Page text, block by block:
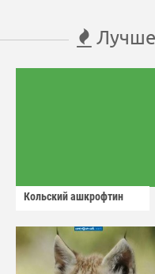
Кольский ашкрофтин